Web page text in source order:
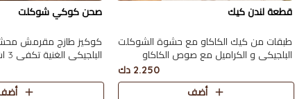
قطعة لندن كيك
طبقات من كيك الكاكاو مع حشوة الشوكلت
البلجيكي و الكراميل مع صوص الكاكاو
2.250 دك
أضف
صحن كوكي شوكلت
كوكيز طازج مقرمش
البلجيكي الغنية تكفي 3 اشخاص